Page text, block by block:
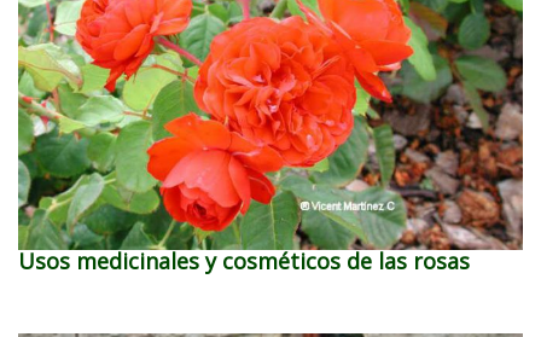
Usos medicinales y cosméticos de las rosas